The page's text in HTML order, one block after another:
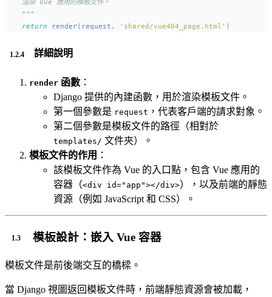
    渲染 Vue 應用的模板文件。
"""
return
render( request , ' shared/vue404_page.html ' )
詳細說明
render 函數 ：
Django 提供的內建函數，用於渲染模板文件。
第一個參數是 request ，代表客戶端的請求對象。
第二個參數是模板文件的路徑（相對於
templates/ 文件夾）。
模板文件的作用 ：
該模板文件作為 Vue 的入口點，包含 Vue 應用的
容器（<div id="app"></div>），以及前端的靜態
資源（例如 JavaScript 和 CSS）。
模板設計：嵌入 Vue 容器
模板文件是前後端交互的橋樑。
當 Django 視圖返回模板文件時，前端靜態資源會被加載，